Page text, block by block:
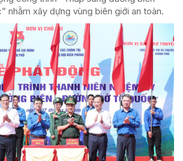
nhằm xây dựng vùng biên giới an toàn.